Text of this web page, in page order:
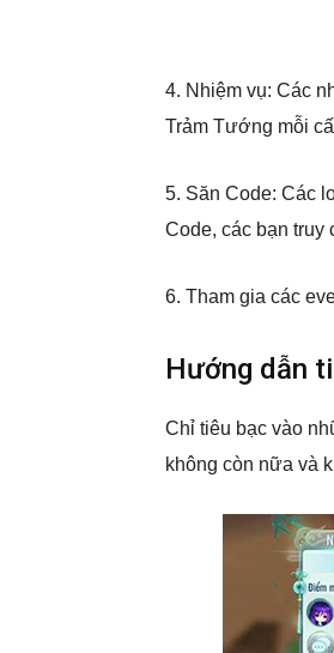
4. Nhiệm vụ: Các
Trảm Tướng mỗi
5. Săn Code: Các
Code, các bạn truy
6. Tham gia các
Hướng dẫn
Chỉ tiêu bạc vào
không còn nữa và